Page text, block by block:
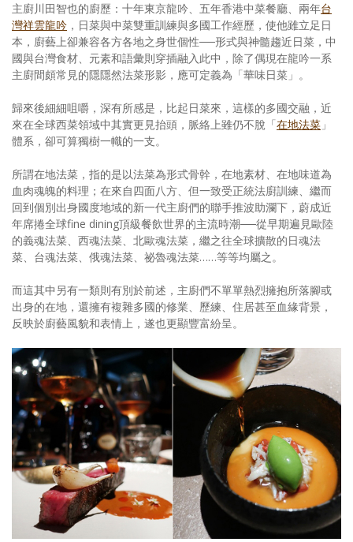
個人著作
活動實況記錄
合作與代言
主廚川田智也的廚歷：十年東京龍吟、五年香港中菜餐廳、兩年台
灣祥雲龍吟 ，日菜與中菜雙重訓練與多國工作經歷，使他雖立足日
本，廚藝上卻兼容各方各地之身世個性──形式與神髓趨近日菜，中
國與台灣食材、元素和語彙則穿插融入此中，除了偶現在龍吟一系
主廚間頗常見的隱隱然法菜形影，應可定義為「華味日菜」。
歸來後細細咀嚼，深有所感是，比起日菜來，這樣的多國交融，近
來在全球西菜領域中其實更見抬頭，脈絡上雖仍不脫「在地法菜 」
體系，卻可算獨樹一幟的一支。
所謂在地法菜，指的是以法菜為形式骨幹，在地素材、在地味道為
血肉魂魄的料理；在來自四面八方、但一致受正統法廚訓練、繼而
回到個別出身國度地域的新一代主廚們的聯手推波助瀾下，蔚成近
年席捲全球fine dining頂級餐飲世界的主流時潮──從早期遍見歐陸
的義魂法菜、西魂法菜、北歐魂法菜，繼之往全球擴散的日魂法
菜、台魂法菜、俄魂法菜、祕魯魂法菜……等等均屬之。
而這其中另有一類則有別於前述，主廚們不單單熱烈擁抱所落腳或
出身的在地，還擁有複雜多國的修業、歷練、住居甚至血緣背景，
反映於廚藝風貌和表情上，遂也更顯豐富紛呈。